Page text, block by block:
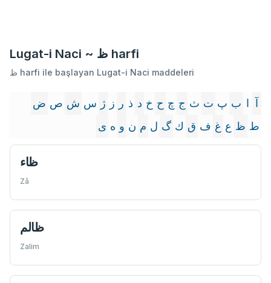
Lugat-i Naci ~ ظ harfi
ظ harfi ile başlayan Lugat-i Naci maddeleri
آ ا ب پ ت ث ج چ ح خ د ذ ر ز ژ س ش ص ض
ط ظ ع غ ف ق ك گ ل م ن و ه ى
ظاء
Zâ
ظالم
Zalim